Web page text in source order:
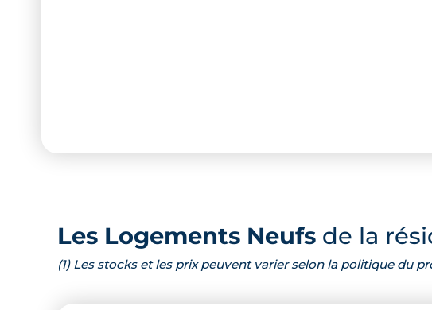
Les Logements Neufs de la
(1) Les stocks et les prix peuvent varier selon la politique du